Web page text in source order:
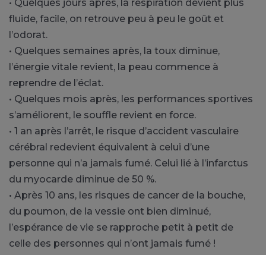
• Quelques jours après, la respiration devient plus
fluide, facile, on retrouve peu à peu le goût et
l’odorat.
• Quelques semaines après, la toux diminue,
l’énergie vitale revient, la peau commence à
reprendre de l’éclat.
• Quelques mois après, les performances sportives
s’améliorent, le souffle revient en force.
• 1 an après l’arrêt, le risque d’accident vasculaire
cérébral redevient équivalent à celui d’une
personne qui n’a jamais fumé. Celui lié à l’infarctus
du myocarde diminue de 50 %.
• Après 10 ans, les risques de cancer de la bouche,
du poumon, de la vessie ont bien diminué,
l’espérance de vie se rapproche petit à petit de
celle des personnes qui n’ont jamais fumé !